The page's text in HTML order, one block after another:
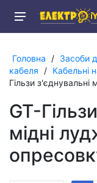
Головна / Засоби
кабеля
/ Кабельні
Гільзи з'єднувальні
GT-
мідні